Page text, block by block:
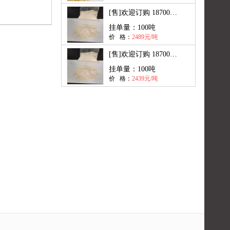
[售]欢迎订购 18700849052
挂单量： 100吨
价 格： 2489元/吨
[售]欢迎订购 18700849052
挂单量： 100吨
价 格： 2439元/吨